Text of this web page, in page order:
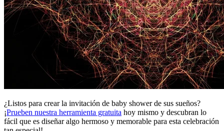
¿Listos para crear la invitación de baby shower de sus sueños?
¡Prueben nuestra herramienta gratuita hoy mismo y descubran lo
fácil que es diseñar algo hermoso y memorable para esta celebración